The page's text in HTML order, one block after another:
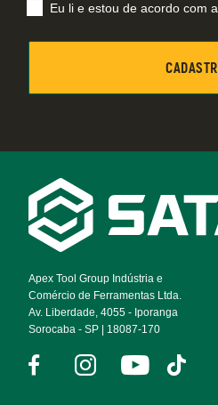
Footer
Navigation
Apex Tool Group Indústria e
Comércio de Ferramentas Ltda.
Av. Liberdade, 4055 - Iporanga
Sorocaba - SP | 18087-170
Eu li e estou de acordo com a